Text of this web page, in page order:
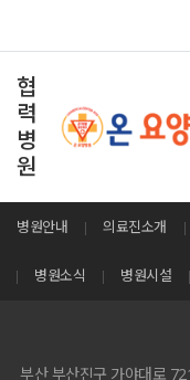
협
력
병
원
병원안내 의료진소개
병원소식 병원시설
부산 부산진구 가야대로